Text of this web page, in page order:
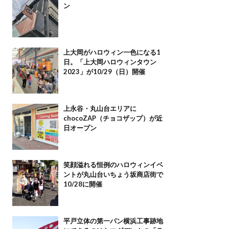
ン
上大岡がハロウィン一色になる1
日。「上大岡ハロウィンタウン
2023」が10/29（日）開催
上永谷・丸山台エリアに
chocoZAP（チョコザップ）が近
日オープン
笑顔溢れる恒例のハロウィンイベ
ントが丸山台いちょう坂商店街で
10/28に開催
平戸立体の第一パン横浜工事跡地